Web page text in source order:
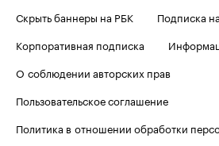
Скрыть баннеры на РБК
Подписка
Корпоративная подписка
О соблюдении авторских прав
Пользовательское соглашение
Политика в отношении обработки